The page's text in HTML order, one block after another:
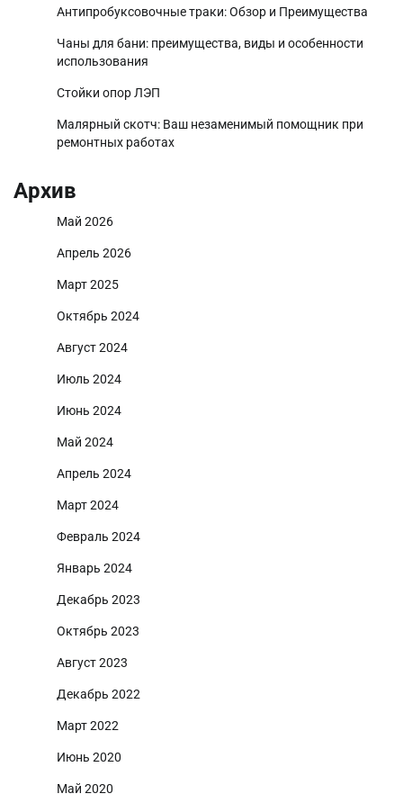
Антипробуксовочные траки: Обзор и Преимущества
Чаны для бани: преимущества, виды и особенности
использования
Стойки опор ЛЭП
Малярный скотч: Ваш незаменимый помощник при
ремонтных работах
Архив
Май 2026
Апрель 2026
Март 2025
Октябрь 2024
Август 2024
Июль 2024
Июнь 2024
Май 2024
Апрель 2024
Март 2024
Февраль 2024
Январь 2024
Декабрь 2023
Октябрь 2023
Август 2023
Декабрь 2022
Март 2022
Июнь 2020
Май 2020